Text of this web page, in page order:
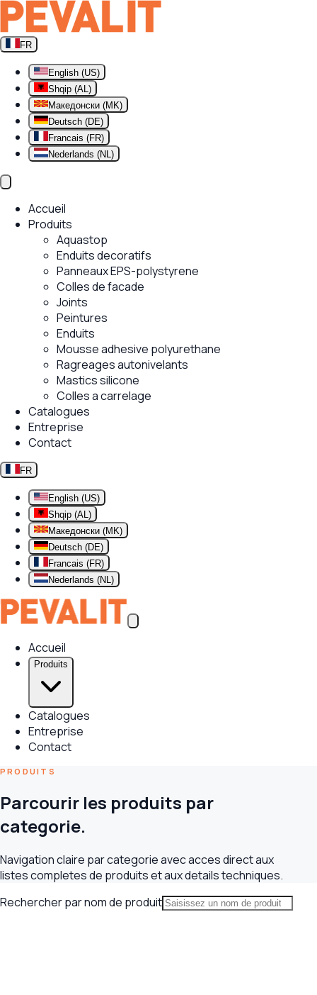
FR
English (US)
Shqip (AL)
Македонски (MK)
Deutsch (DE)
Francais (FR)
Nederlands (NL)
Accueil
Produits
Aquastop
Enduits decoratifs
Panneaux EPS-polystyrene
Colles de facade
Joints
Peintures
Enduits
Mousse adhesive polyurethane
Ragreages autonivelants
Mastics silicone
Colles a carrelage
Catalogues
Entreprise
Contact
FR
English (US)
Shqip (AL)
Македонски (MK)
Deutsch (DE)
Francais (FR)
Nederlands (NL)
Accueil
Produits
Catalogues
Entreprise
Contact
PRODUITS
Parcourir les produits par
categorie.
Navigation claire par categorie avec acces direct aux
listes completes de produits et aux details techniques.
Rechercher par nom de produit